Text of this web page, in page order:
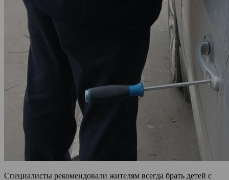
Специалисты рекомендовали жителям всегда брать детей с